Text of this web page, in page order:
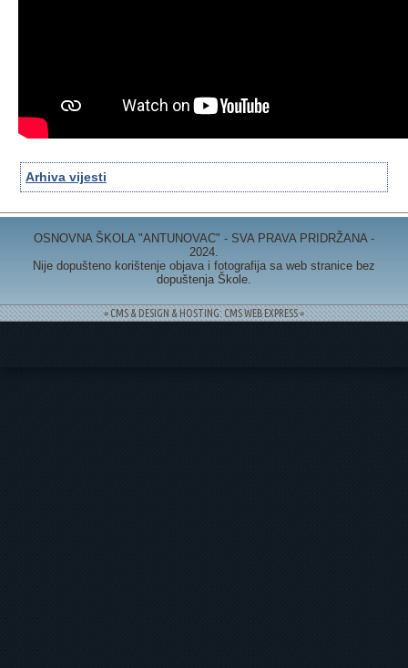
Arhiva vijesti
OSNOVNA ŠKOLA "ANTUNOVAC" - SVA PRAVA PRIDRŽANA -
2024.
Nije dopušteno korištenje objava i fotografija sa web stranice bez
dopuštenja Škole.
= CMS & DESIGN & HOSTING: CMS WEB EXPRESS =